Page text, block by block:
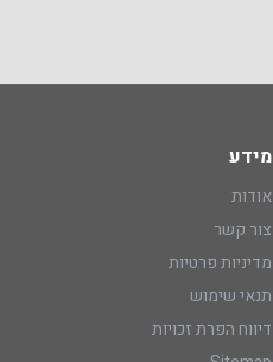
מידע
אודות
צור קשר
מדיניות פרטיות
תנאי שימוש
דיווח הפרת זכויות